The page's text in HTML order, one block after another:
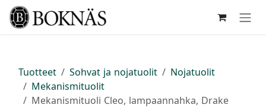
Siirry sisältöön
Tuotteet Sohvat ja nojatuolit
Nojatuolit
Mekanismituolit
Mekanismituoli Cleo, lampaannahka, Drake